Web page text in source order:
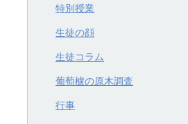
特別授業
生徒の顔
生徒コラム
葡萄櫨の原木調査
行事